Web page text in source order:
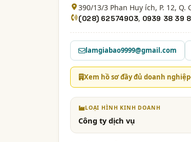
390/13/3 Phan Huy ích, P. 12, Q.
(028) 62574903, 0939 38 39
lamgiabao9999@gmail.com
Xem hồ sơ đầy đủ doanh nghiệp
LOẠI HÌNH KINH DOANH
Công ty dịch vụ